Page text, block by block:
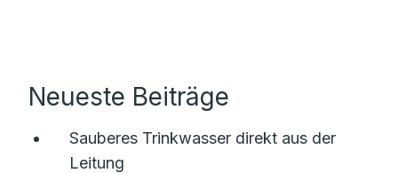
Neueste Beiträge
Sauberes Trinkwasser direkt aus der
Leitung